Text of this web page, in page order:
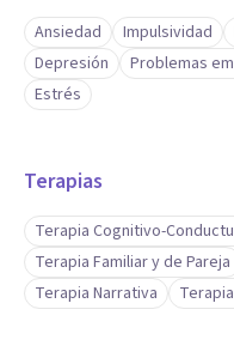
Ansiedad Impulsividad
Depresión
Problemas
Estrés
Terapias
Terapia Cognitivo-
Terapia Familiar y de Pareja
Terapia Narrativa